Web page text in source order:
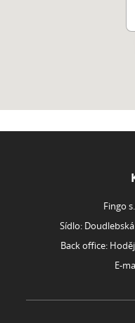
Fingo
Sídlo:
Back office:
E-